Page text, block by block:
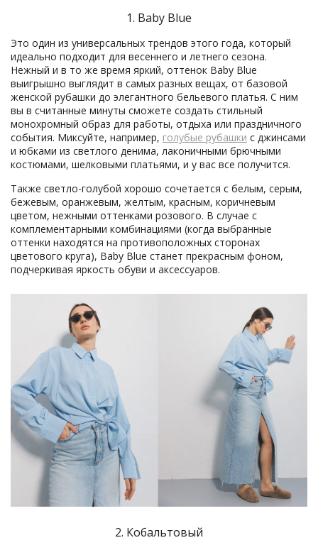
1. Baby Blue
Это один из универсальных трендов этого года, который
идеально подходит для весеннего и летнего сезона.
Нежный и в то же время яркий, оттенок Baby Blue
выигрышно выглядит в самых разных вещах, от базовой
женской рубашки до элегантного бельевого платья. С ним
вы в считанные минуты сможете создать стильный
монохромный образ для работы, отдыха или праздничного
события. Миксуйте, например, голубые рубашки с джинсами
и юбками из светлого денима, лаконичными брючными
костюмами, шелковыми платьями, и у вас все получится.
Также светло-голубой хорошо сочетается с белым, серым,
бежевым, оранжевым, желтым, красным, коричневым
цветом, нежными оттенками розового. В случае с
комплементарными комбинациями (когда выбранные
оттенки находятся на противоположных сторонах
цветового круга), Baby Blue станет прекрасным фоном,
подчеркивая яркость обуви и аксессуаров.
2. Кобальтовый